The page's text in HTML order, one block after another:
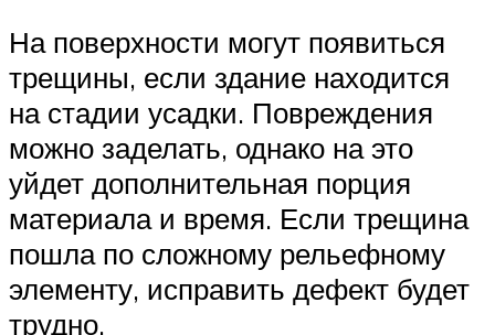
На поверхности могут появиться
трещины, если здание находится
на стадии усадки. Повреждения
можно заделать, однако на это
уйдет дополнительная порция
материала и время. Если трещина
пошла по сложному рельефному
элементу, исправить дефект будет
трудно.